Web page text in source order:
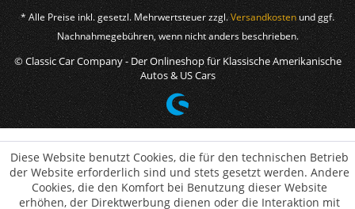
* Alle Preise inkl. gesetzl. Mehrwertsteuer zzgl.Versandkosten und ggf.
Nachnahmegebühren, wenn nicht anders beschrieben.
© Classic Car Company - Der Onlineshop für Klassische Amerikanische
Autos & US Cars
Diese Website benutzt Cookies, die für den technischen Betrieb
der Website erforderlich sind und stets gesetzt werden. Andere
Cookies, die den Komfort bei Benutzung dieser Website
erhöhen, der Direktwerbung dienen oder die Interaktion mit